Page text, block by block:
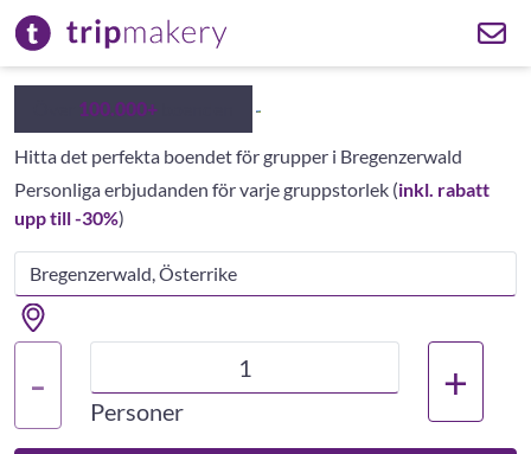
100.000+
Hitta det perfekta boendet för grupper i Bregenzerwald
Personliga erbjudanden för varje gruppstorlek (inkl. rabatt
upp till -30%)
- Personer
+